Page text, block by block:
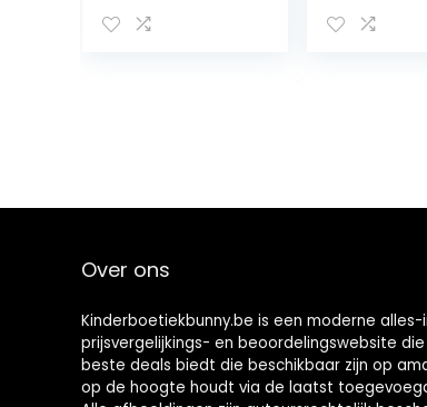
uniseks-baby
peuter
Over ons
Kinderboetiekbunny.be is een moderne
prijsvergelijkings- en beoordelingswebsite
beste deals biedt die beschikbaar zijn op
op de hoogte houdt via de laatst